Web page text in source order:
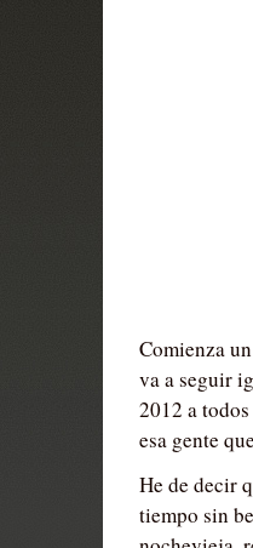
Comienza
va a seguir
2012 a
esa gente
He de decir
tiempo sin